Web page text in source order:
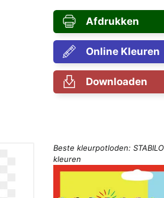
Afdrukken
Online Kleuren
Downloaden
Beste kleurpotloden:
kleuren